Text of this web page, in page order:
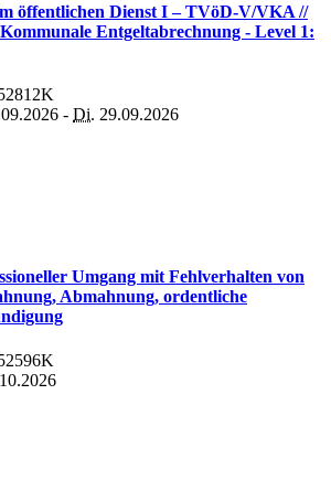
öffentlichen Dienst I – TVöD-V/VKA //
Entgeltabrechnung - Level 1:
- Di. 29.09.2026
Umgang mit Fehlverhalten von
Abmahnung, ordentliche